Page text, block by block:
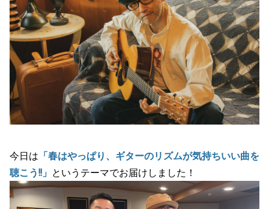
今日は 「春はやっぱり、ギターのリズムが気持ちいい曲を
聴こう!!」 というテーマでお届けしました！